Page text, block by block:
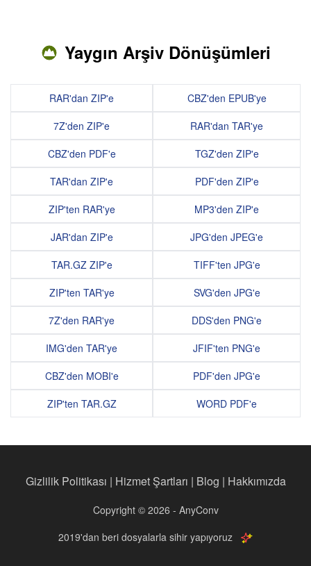
Yaygın Arşiv Dönüşümleri
RAR'dan ZIP'e
7Z'den ZIP'e
CBZ'den PDF'e
TAR'dan ZIP'e
ZIP'ten RAR'ye
JAR'dan ZIP'e
TAR.GZ ZIP'e
ZIP'ten TAR'ye
7Z'den RAR'ye
IMG'den TAR'ye
CBZ'den MOBI'e
ZIP'ten TAR.GZ
CBZ'den EPUB'ye
RAR'dan TAR'ye
TGZ'den ZIP'e
PDF'den ZIP'e
MP3'den ZIP'e
JPG'den JPEG'e
TIFF'ten JPG'e
SVG'den JPG'e
DDS'den PNG'e
JFIF'ten PNG'e
PDF'den JPG'e
WORD PDF'e
Gizlilik Politikası | Hizmet Şartları | Blog | Hakkımızda
Copyright © 2026 - AnyConv
2019'dan beri dosyalarla sihir yapıyoruz